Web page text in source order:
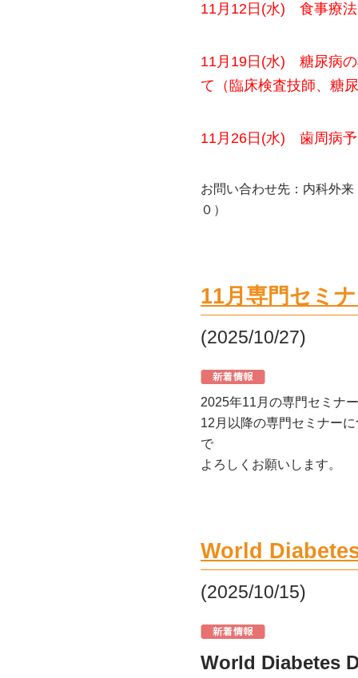
11月12日(水) 食事療法
11月19日(水) 糖尿病の
て（臨床検査技師、糖
11月26日(水) 歯周病予
お問い合わせ先：内科外
０）
11月専門セミ
(2025/10/27)
2025年11月の専門セミナ
12月以降の専門セミナー
で
よろしくお願いします。
World
(2025/10/15)
World Diabetes